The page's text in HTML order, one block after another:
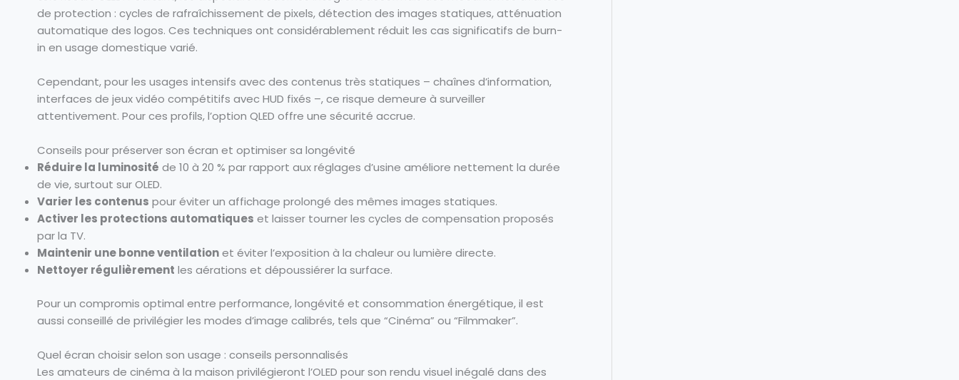
de protection : cycles de rafraîchissement de pixels, détection des images statiques, atténuation
automatique des logos. Ces techniques ont considérablement réduit les cas significatifs de burn-
in en usage domestique varié.
Cependant, pour les usages intensifs avec des contenus très statiques – chaînes d’information,
interfaces de jeux vidéo compétitifs avec HUD fixés –, ce risque demeure à surveiller
attentivement. Pour ces profils, l’option QLED offre une sécurité accrue.
Conseils pour préserver son écran et optimiser sa longévité
Réduire la luminosité de 10 à 20 % par rapport aux réglages d’usine améliore nettement la durée
de vie, surtout sur OLED.
Varier les contenus pour éviter un affichage prolongé des mêmes images statiques.
Activer les protections automatiques et laisser tourner les cycles de compensation proposés
par la TV.
Maintenir une bonne ventilationet éviter l’exposition à la chaleur ou lumière directe.
Nettoyer régulièrement les aérations et dépoussiérer la surface.
Pour un compromis optimal entre performance, longévité et consommation énergétique, il est
aussi conseillé de privilégier les modes d’image calibrés, tels que “Cinéma” ou “Filmmaker”.
Quel écran choisir selon son usage : conseils personnalisés
Les amateurs de cinéma à la maison privilégieront l’OLED pour son rendu visuel inégalé dans des